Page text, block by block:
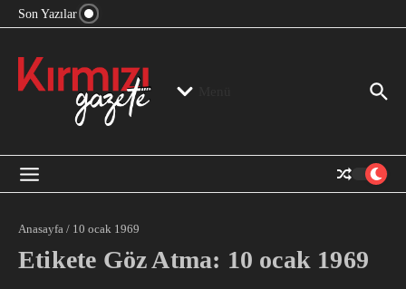
İçeriğe atla
Son Yazılar
“Mutlak Butlan” ve Bir Kez Daha Rejimin “Kendinden
Anasayfa / 10 ocak 1969
Etikete Göz Atma: 10 ocak 1969